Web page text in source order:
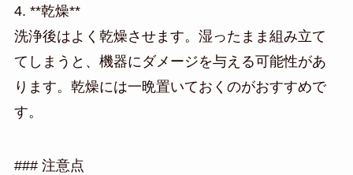
4. **乾燥**
洗浄後はよく乾燥させます。湿ったまま組み立て
てしまうと、機器にダメージを与える可能性があ
ります。乾燥には一晩置いておくのがおすすめで
す。
### 注意点